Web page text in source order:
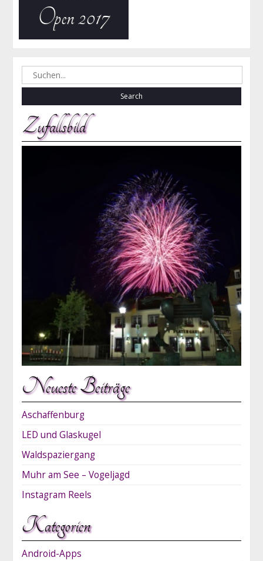
Open 2017
Search
for:
Zufallsbild
Neueste Beiträge
Aschaffenburg
LED und Glaskugel
Waldspaziergang
Muhr am See – Vogeljagd
Instagram Reels
Kategorien
Android-Apps